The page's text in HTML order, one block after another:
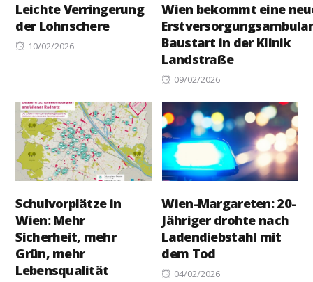
Leichte Verringerung
der Lohnschere
Posted
10/02/2026
Wien bekommt eine
Baustart in der Klinik
Landstraße
Posted
09/02/2026
Schulvorplätze in
Wien: Mehr
Sicherheit, mehr
Grün, mehr
Lebensqualität
Wien-Margareten: 20-
Jähriger drohte nach
Ladendiebstahl mit
dem Tod
Posted
04/02/2026